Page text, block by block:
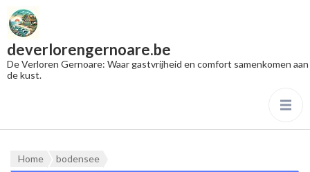
deverlorengernoare.be
De Verloren Gernoare: Waar gastvrijheid en comfort samenkomen aan
de kust.
Home
bodensee